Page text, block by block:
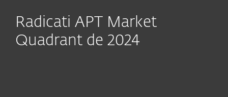
Radicati APT Market
Quadrant de 2024